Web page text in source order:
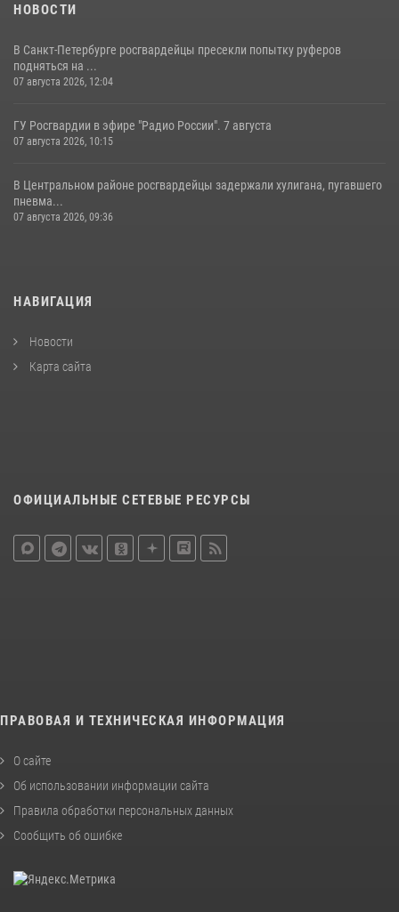
НОВОСТИ
В Санкт-Петербурге росгвардейцы пресекли попытку руферов
подняться на ...
07 августа 2026, 12:04
ГУ Росгвардии в эфире "Радио России". 7 августа
07 августа 2026, 10:15
В Центральном районе росгвардейцы задержали хулигана, пугавшего
пневма...
07 августа 2026, 09:36
НАВИГАЦИЯ
Новости
Карта сайта
ОФИЦИАЛЬНЫЕ СЕТЕВЫЕ РЕСУРСЫ
ПРАВОВАЯ И ТЕХНИЧЕСКАЯ ИНФОРМАЦИЯ
О сайте
Об использовании информации сайта
Правила обработки персональных данных
Сообщить об ошибке